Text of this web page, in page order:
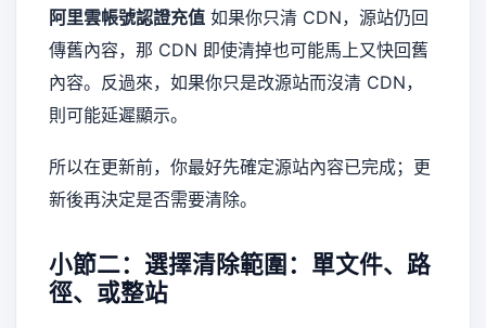
阿里雲帳號認證充值 如果你只清 CDN，源站仍回
傳舊內容，那 CDN 即使清掉也可能馬上又快回舊
內容。反過來，如果你只是改源站而沒清 CDN，
則可能延遲顯示。
所以在更新前，你最好先確定源站內容已完成；更
新後再決定是否需要清除。
小節二：選擇清除範圍：單文件、路
徑、或整站